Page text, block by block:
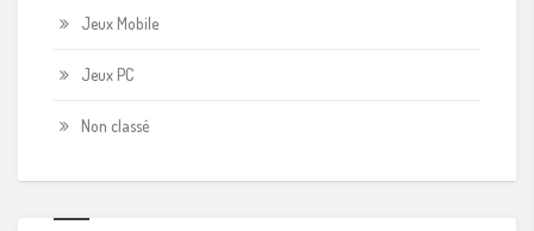
Jeux Mobile
Jeux PC
Non classé